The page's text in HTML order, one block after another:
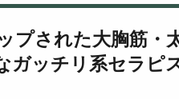
プされた大胸筋・
ガッチリ系セラピ